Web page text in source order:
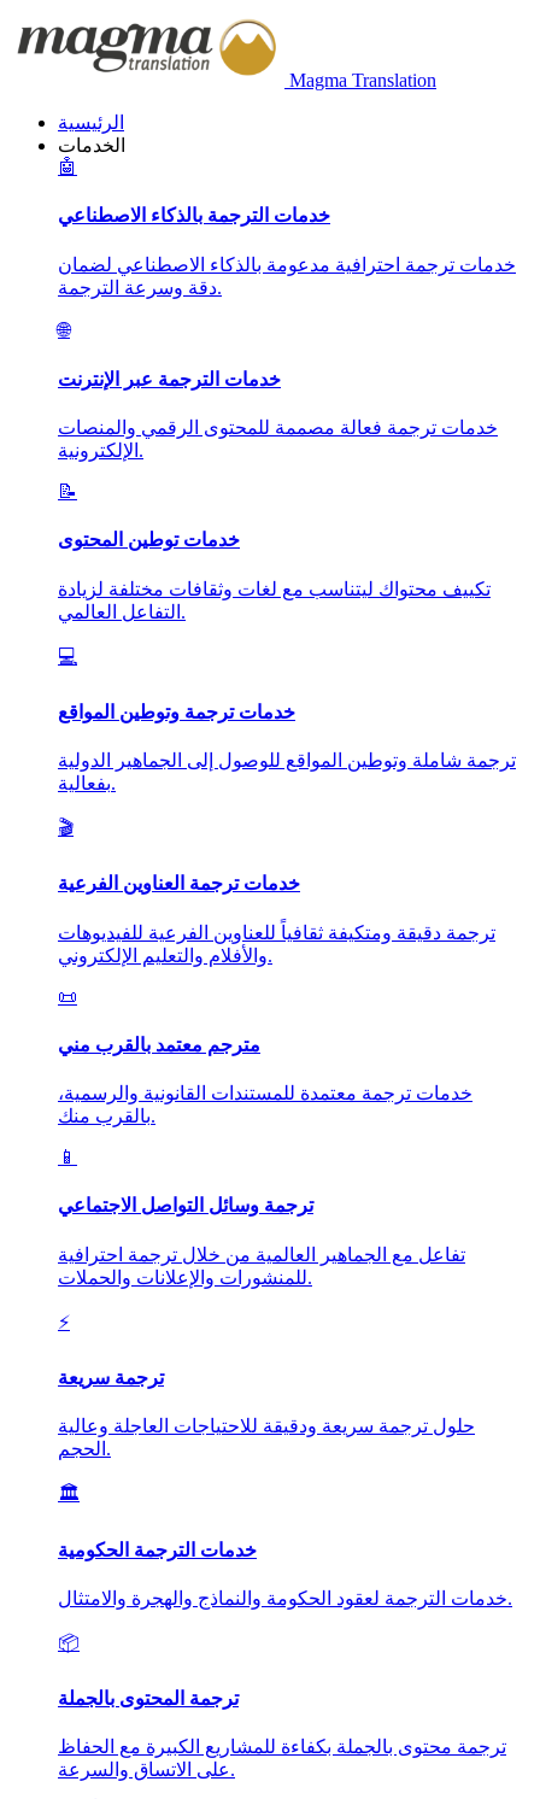
Magma Translation
الرئيسية
الخدمات
🤖
خدمات الترجمة بالذكاء الاصطناعي
خدمات ترجمة احترافية مدعومة بالذكاء الاصطناعي لضمان
دقة وسرعة الترجمة.
🌐
خدمات الترجمة عبر الإنترنت
خدمات ترجمة فعالة مصممة للمحتوى الرقمي والمنصات
الإلكترونية.
📝
خدمات توطين المحتوى
تكييف محتواك ليتناسب مع لغات وثقافات مختلفة لزيادة
التفاعل العالمي.
💻
خدمات ترجمة وتوطين المواقع
ترجمة شاملة وتوطين المواقع للوصول إلى الجماهير الدولية
بفعالية.
🎬
خدمات ترجمة العناوين الفرعية
ترجمة دقيقة ومتكيفة ثقافياً للعناوين الفرعية للفيديوهات
والأفلام والتعليم الإلكتروني.
📜
مترجم معتمد بالقرب مني
خدمات ترجمة معتمدة للمستندات القانونية والرسمية،
بالقرب منك.
📱
ترجمة وسائل التواصل الاجتماعي
تفاعل مع الجماهير العالمية من خلال ترجمة احترافية
للمنشورات والإعلانات والحملات.
⚡
ترجمة سريعة
حلول ترجمة سريعة ودقيقة للاحتياجات العاجلة وعالية
الحجم.
🏛️
خدمات الترجمة الحكومية
خدمات الترجمة لعقود الحكومة والنماذج والهجرة والامتثال.
📦
ترجمة المحتوى بالجملة
ترجمة محتوى بالجملة بكفاءة للمشاريع الكبيرة مع الحفاظ
على الاتساق والسرعة.